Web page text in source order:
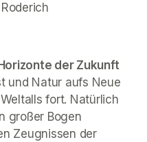
der Zukunft
und Natur aufs Neue
fort. Natürlich
großer Bogen
Zeugnissen der